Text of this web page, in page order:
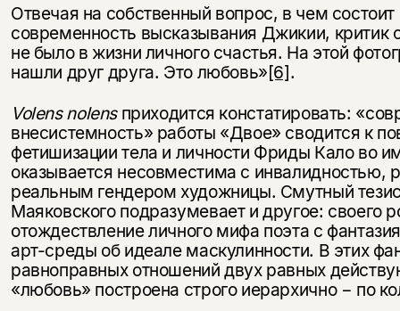
Отвечая на собственный вопрос, в чем
современность высказывания Джикии, критик
не было в жизни личного счастья. На этой
нашли друг друга. Это любовь»[6].
Volens nolensприходится констатировать:
внесистемность» работы «Двое» сводится к
фетишизации тела и личности Фриды Кало во
оказывается несовместима с инвалидностью,
реальным гендером художницы. Смутный
Маяковского подразумевает и другое: своего
отождествление личного мифа поэта с
арт-среды об идеале маскулинности. В этих
равноправных отношений двух равных
«любовь» построена строго иерархично − по